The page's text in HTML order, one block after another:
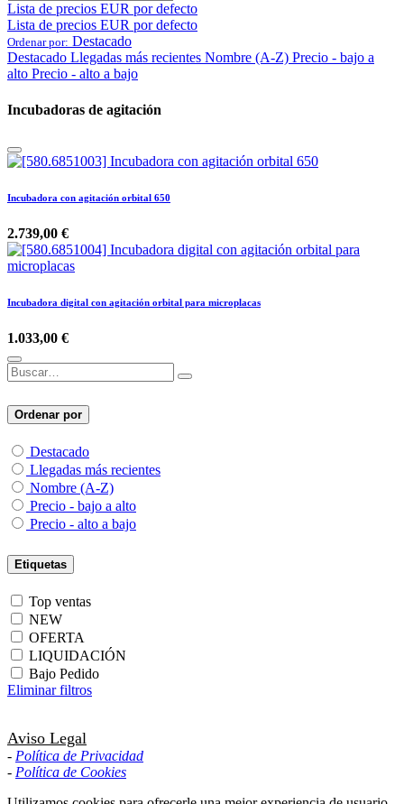
Lista de precios EUR por defecto
Lista de precios EUR por defecto
Ordenar por: Destacado
Destacado Llegadas más recientes Nombre (A-Z) Precio - bajo a
alto Precio - alto a bajo
Incubadoras de agitación
Incubadora con agitación orbital 650
2.739,00 €
Incubadora digital con agitación orbital para microplacas
1.033,00 €
Ordenar por
Destacado
Llegadas más recientes
Nombre (A-Z)
Precio - bajo a alto
Precio - alto a bajo
Etiquetas
Top ventas
NEW
OFERTA
LIQUIDACIÓN
Bajo Pedido
Eliminar filtros
Aviso Legal
- Política de Privacidad
- Política de Cookies